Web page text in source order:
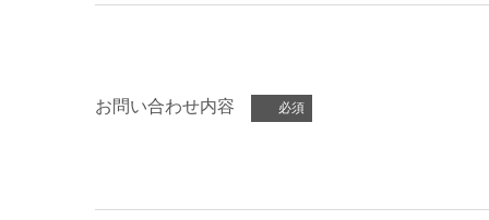
お問い合わせ内容